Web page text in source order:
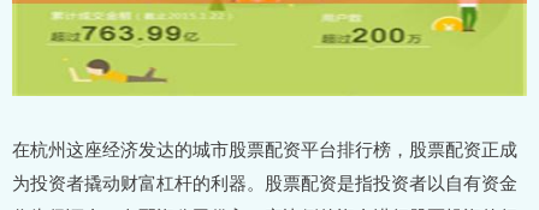
在杭州这座经济发达的城市股票配资平台排行榜，股票配资正成
为投资者撬动财富杠杆的利器。股票配资是指投资者以自有资金